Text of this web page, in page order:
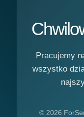
Pracujemy
wszystko
© 2026